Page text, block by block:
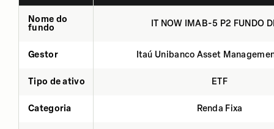
Nome do
fundo
IT NOW IMAB-5 P2 FUNDO
Gestor Itaú Unibanco Asset
Tipo de ativo ETF
Categoria Renda Fixa